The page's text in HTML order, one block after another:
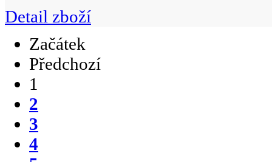
Detail zboží
Začátek
Předchozí
1
2
3
4